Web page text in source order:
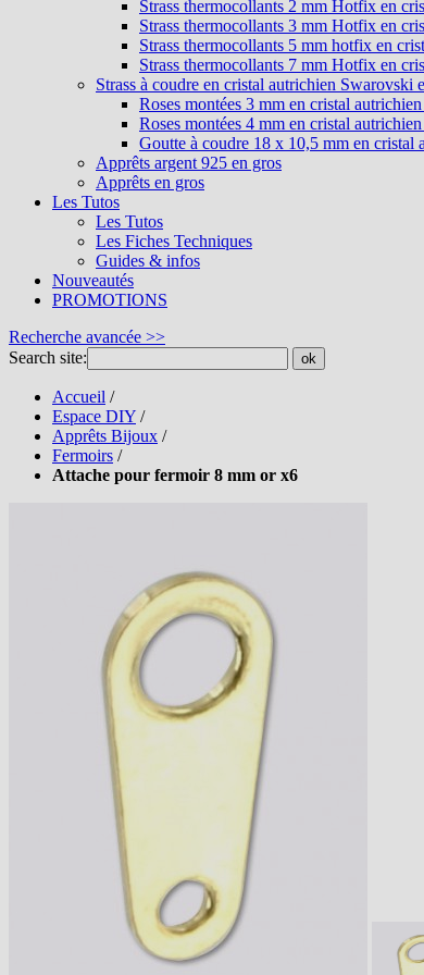
Strass thermocollants 2 mm Hotfix en
Strass thermocollants 3 mm Hotfix en
Strass thermocollants 5 mm hotfix en
Strass thermocollants 7 mm Hotfix en
Strass à coudre en cristal autrichien Swarovski
Roses montées 3 mm en cristal
Roses montées 4 mm en cristal
Goutte à coudre 18 x 10,5 mm en cristal
Apprêts argent 925 en gros
Apprêts en gros
Les Tutos
Les Tutos
Les Fiches Techniques
Guides & infos
Nouveautés
PROMOTIONS
Recherche avancée >>
Search site:
ok
Accueil /
Espace DIY /
Apprêts Bijoux /
Fermoirs /
Attache pour fermoir 8 mm or x6